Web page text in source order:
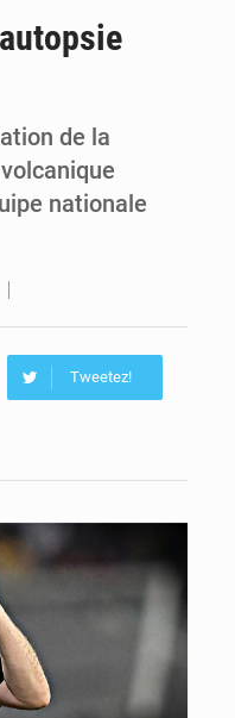
Compétitions africaines : la CAF ferme la porte à l’AC Léopards et à l’AS Otohô
de la
nationale
Tweetez!